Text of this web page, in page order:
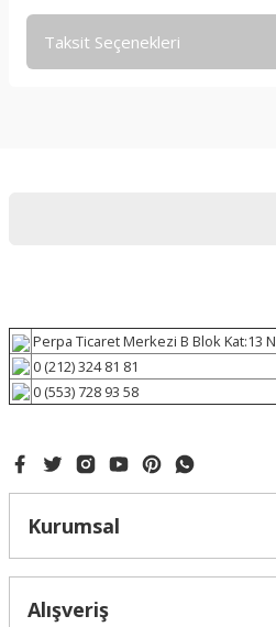
Taksit Seçenekleri
Perpa Ticaret Merkezi B Blok Kat:13
0 (212) 324 81 81
0 (553) 728 93 58
Kurumsal
Alışveriş